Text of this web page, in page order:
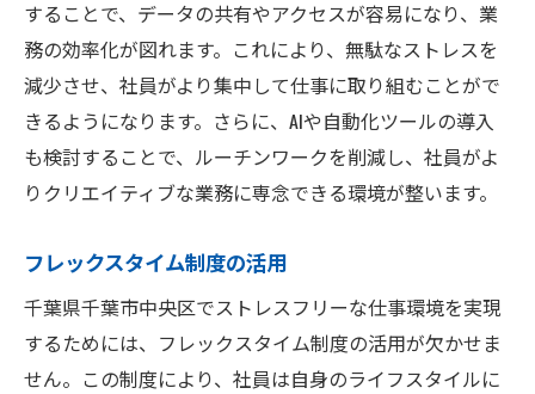
オンラインコミュニケーションツールの活
用
オープンドアポリシーの導入
定期的なフィードバックセッション
ソーシャルアクティビティの企画
千葉市中央区でのストレスフリーな仕事環境の
未来予測
未来の仕事環境のトレンド
持続可能な働き方の提案
することで、データの共有やアクセスが容易になり、業
務の効率化が図れます。これにより、無駄なストレスを
減少させ、社員がより集中して仕事に取り組むことがで
きるようになります。さらに、AIや自動化ツールの導入
も検討することで、ルーチンワークを削減し、社員がよ
りクリエイティブな業務に専念できる環境が整います。
フレックスタイム制度の活用
千葉県千葉市中央区でストレスフリーな仕事環境を実現
するためには、フレックスタイム制度の活用が欠かせま
せん。この制度により、社員は自身のライフスタイルに